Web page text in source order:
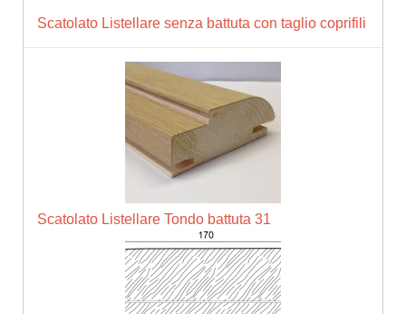
Scatolato Listellare senza battuta con taglio coprifili
Scatolato Listellare Tondo battuta 31